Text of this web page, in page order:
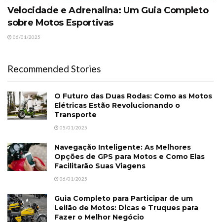
Velocidade e Adrenalina: Um Guia Completo
sobre Motos Esportivas
06/01/2025
Recommended Stories
O Futuro das Duas Rodas: Como as Motos
Elétricas Estão Revolucionando o
Transporte
05/01/2025
Navegação Inteligente: As Melhores
Opções de GPS para Motos e Como Elas
Facilitarão Suas Viagens
06/01/2025
Guia Completo para Participar de um
Leilão de Motos: Dicas e Truques para
Fazer o Melhor Negócio